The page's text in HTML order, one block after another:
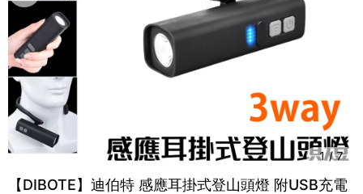
1/7
【DIBOTE】迪伯特 感應耳掛式登山頭燈 附USB充電